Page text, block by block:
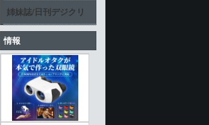
姉妹誌/日刊デジクリ
情報